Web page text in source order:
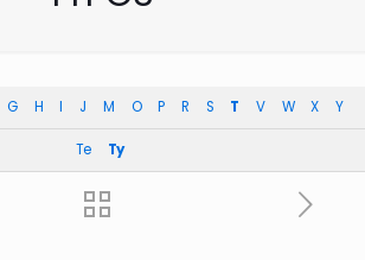
G H I J M O P R S T V W X Y
Te Ty